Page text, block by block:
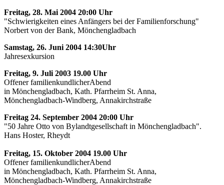
Freitag, 28. Mai 2004 20:00 Uhr
"Schwierigkeiten eines Anfängers bei der Familienforschung"
Norbert von der Bank, Mönchengladbach
Samstag, 26. Juni 2004 14:30Uhr
Jahresexkursion
Freitag, 9. Juli 2003 19.00 Uhr
Offener familienkundlicherAbend
in Mönchengladbach, Kath. Pfarrheim St. Anna,
Mönchengladbach-Windberg, Annakirchstraße
Freitag 24. September 2004 20:00 Uhr
"50 Jahre Otto von Bylandtgesellschaft in Mönchengladbach".
Hans Hoster, Rheydt
Freitag, 15. Oktober 2004 19.00 Uhr
Offener familienkundlicherAbend
in Mönchengladbach, Kath. Pfarrheim St. Anna,
Mönchengladbach-Windberg, Annakirchstraße